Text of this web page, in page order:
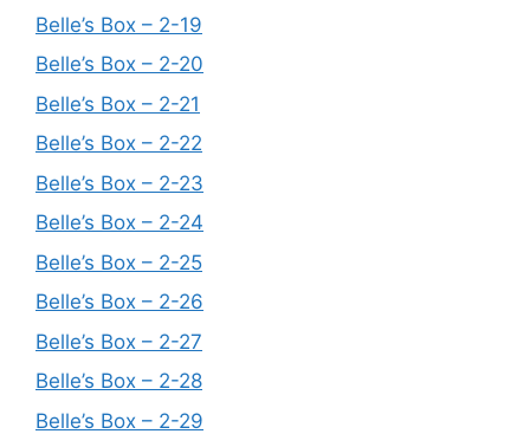
Belle’s Box – 2-19
Belle’s Box – 2-20
Belle’s Box – 2-21
Belle’s Box – 2-22
Belle’s Box – 2-23
Belle’s Box – 2-24
Belle’s Box – 2-25
Belle’s Box – 2-26
Belle’s Box – 2-27
Belle’s Box – 2-28
Belle’s Box – 2-29